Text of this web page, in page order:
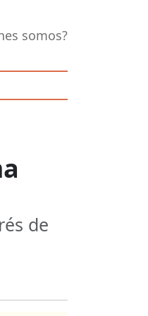
somos?
de